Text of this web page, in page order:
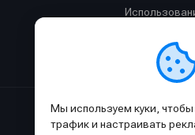
Правила общения
Сделано с к в
Мы используем куки,
трафик и настраивать